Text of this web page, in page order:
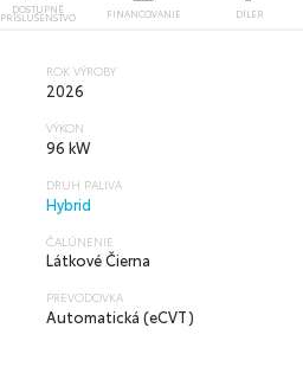
DOSTUPNÉ
PRÍSLUŠENSTVO FINANCOVANIE DÍLER
ROK VÝROBY
2026
VÝKON
96 kW
DRUH PALIVA
Hybrid
ČALÚNENIE
Látkové Čierna
PREVODOVKA
Automatická (eCVT)